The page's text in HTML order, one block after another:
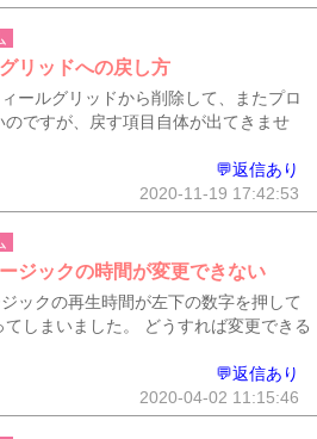
リッドへの戻し方
ールグリッドから削除して、またプロ
ですが、戻す項目自体が出てきませ
💬返信あり
2020-11-19 17:42:53
ジックの時間が変更できない
ックの再生時間が左下の数字を押して
しまいました。 どうすれば変更できる
💬返信あり
2020-04-02 11:15:46